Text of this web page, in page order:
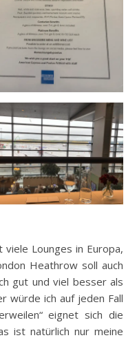
Lounges in Europa,
Heathrow soll auch
gut und viel besser als
würde ich auf jeden Fall
eignet sich die
ist natürlich nur meine